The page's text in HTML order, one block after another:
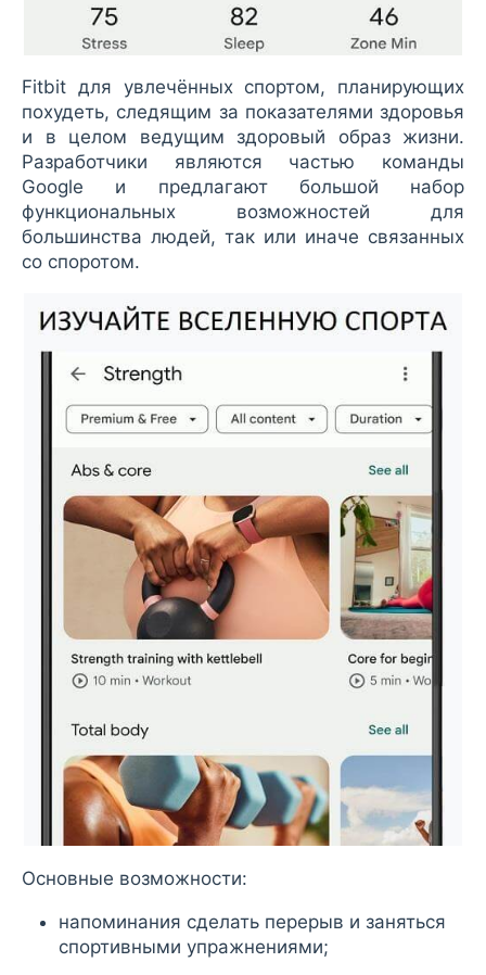
Fitbit для увлечённых спортом, планирующих
похудеть, следящим за показателями здоровья
и в целом ведущим здоровый образ жизни.
Разработчики являются частью команды
Google и предлагают большой набор
функциональных возможностей для
большинства людей, так или иначе связанных
со споротом.
Основные возможности:
напоминания сделать перерыв и заняться
спортивными упражнениями;